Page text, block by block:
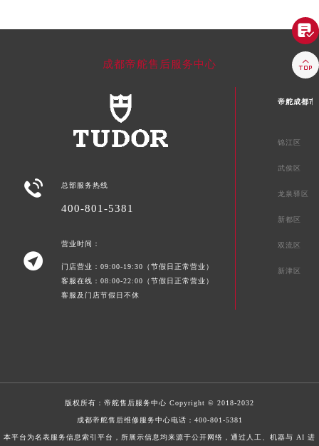
成都帝舵售后服务中心
 总部服务热线
400-801-5381

营业时间：
门店营业：09:00-19:30（节假日正常营业）
客服在线：08:00-22:00（节假日正常营业）
客服及门店节假日不休
帝舵成都市
锦江区
武侯区
龙泉驿区
新都区
双流区
新津区
版权所有： 帝舵售后服务中心 Copyright © 2018-2032
成都帝舵售后维修服务中心电话： 400-801-5381
本平台为名表服务信息索引平台，所展示信息均来源于公开网络，通过人工、机器与 AI 进

